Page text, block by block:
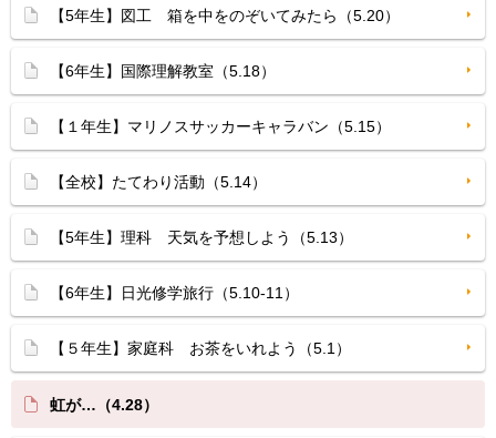
【5年生】図工 箱を中をのぞいてみたら（5.20）
【6年生】国際理解教室（5.18）
【１年生】マリノスサッカーキャラバン（5.15）
【全校】たてわり活動（5.14）
【5年生】理科 天気を予想しよう（5.13）
【6年生】日光修学旅行（5.10-11）
【５年生】家庭科 お茶をいれよう（5.1）
虹が…（4.28）